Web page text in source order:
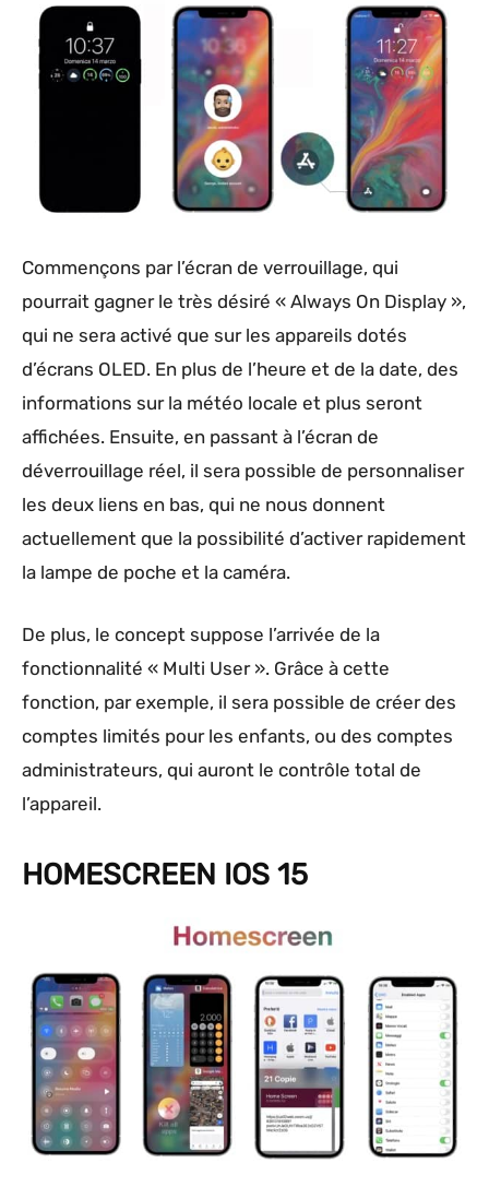
Commençons par l’écran de verrouillage, qui
pourrait gagner le très désiré « Always On Display »,
qui ne sera activé que sur les appareils dotés
d’écrans OLED. En plus de l’heure et de la date, des
informations sur la météo locale et plus seront
affichées. Ensuite, en passant à l’écran de
déverrouillage réel, il sera possible de personnaliser
les deux liens en bas, qui ne nous donnent
actuellement que la possibilité d’activer rapidement
la lampe de poche et la caméra.
De plus, le concept suppose l’arrivée de la
fonctionnalité « Multi User ». Grâce à cette
fonction, par exemple, il sera possible de créer des
comptes limités pour les enfants, ou des comptes
administrateurs, qui auront le contrôle total de
l’appareil.
HOMESCREEN IOS 15